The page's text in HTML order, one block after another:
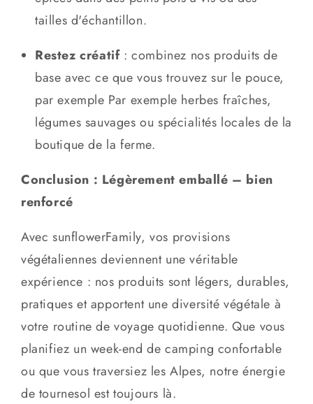
tailles d'échantillon.
Restez créatif: combinez nos produits de
base avec ce que vous trouvez sur le pouce,
par exemple Par exemple herbes fraîches,
légumes sauvages ou spécialités locales de la
boutique de la ferme.
Conclusion : Légèrement emballé – bien
renforcé
Avec sunflowerFamily, vos provisions
végétaliennes deviennent une véritable
expérience : nos produits sont légers, durables,
pratiques et apportent une diversité végétale à
votre routine de voyage quotidienne. Que vous
planifiez un week-end de camping confortable
ou que vous traversiez les Alpes, notre énergie
de tournesol est toujours là.